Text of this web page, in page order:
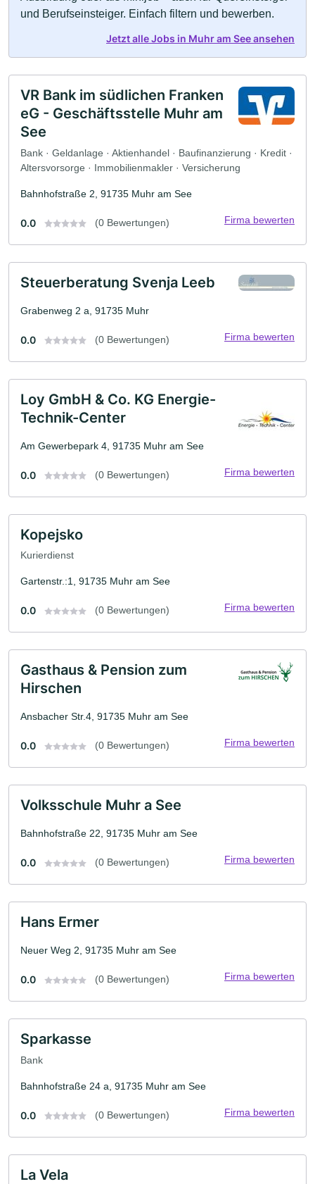
und Berufseinsteiger. Einfach filtern und bewerben.
Jetzt alle Jobs in Muhr am See ansehen
VR Bank im südlichen Franken
eG - Geschäftsstelle Muhr am
See
Bank · Geldanlage · Aktienhandel · Baufinanzierung · Kredit ·
Altersvorsorge · Immobilienmakler · Versicherung
Bahnhofstraße 2, 91735 Muhr am See
0.0 (0 Bewertungen) Firma bewerten
Steuerberatung Svenja Leeb
Grabenweg 2 a, 91735 Muhr
0.0 (0 Bewertungen) Firma bewerten
Loy GmbH & Co. KG Energie-
Technik-Center
Am Gewerbepark 4, 91735 Muhr am See
0.0 (0 Bewertungen) Firma bewerten
Kopejsko
Kurierdienst
Gartenstr.:1, 91735 Muhr am See
0.0 (0 Bewertungen) Firma bewerten
Gasthaus & Pension zum
Hirschen
Ansbacher Str.4, 91735 Muhr am See
0.0 (0 Bewertungen) Firma bewerten
Volksschule Muhr a See
Bahnhofstraße 22, 91735 Muhr am See
0.0 (0 Bewertungen) Firma bewerten
Hans Ermer
Neuer Weg 2, 91735 Muhr am See
0.0 (0 Bewertungen) Firma bewerten
Sparkasse
Bank
Bahnhofstraße 24 a, 91735 Muhr am See
0.0 (0 Bewertungen) Firma bewerten
La Vela